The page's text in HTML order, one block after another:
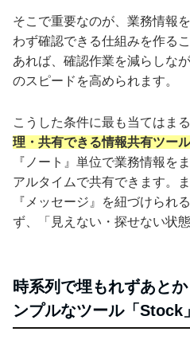
そこで重要なのが、業務情報
わず確認できる仕組みを作る
あれば、確認作業を減らしな
のスピードを高められます。
こうした条件に最も当てはま
理・共有できる情報共有ツール
『ノート』単位で業務情報を
アルタイムで共有できます。
『メッセージ』を紐づけられ
ず、「見えない・探せない状
時系列で埋もれずあと
ンプルなツール「Stock」